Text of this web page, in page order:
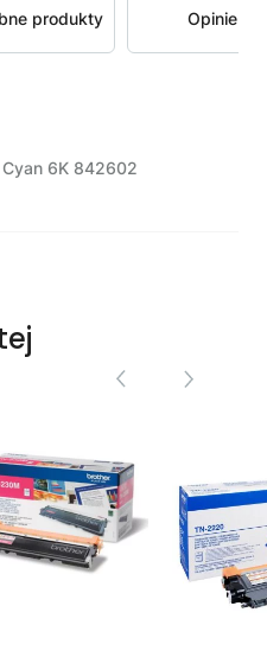
produkty Opinie
6K 842602